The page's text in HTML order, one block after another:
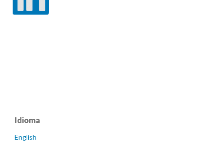
Idioma
English